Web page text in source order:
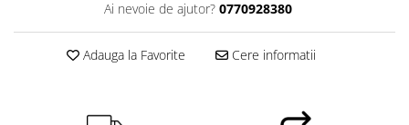
Ai nevoie de ajutor? 0770928380
Adauga la Favorite Cere informatii